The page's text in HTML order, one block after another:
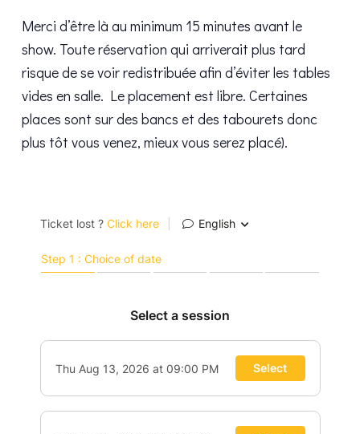
Merci d’être là au minimum 15 minutes avant le
show. Toute réservation qui arriverait plus tard
risque de se voir redistribuée afin d’éviter les tables
vides en salle. Le placement est libre. Certaines
places sont sur des bancs et des tabourets donc
plus tôt vous venez, mieux vous serez placé).